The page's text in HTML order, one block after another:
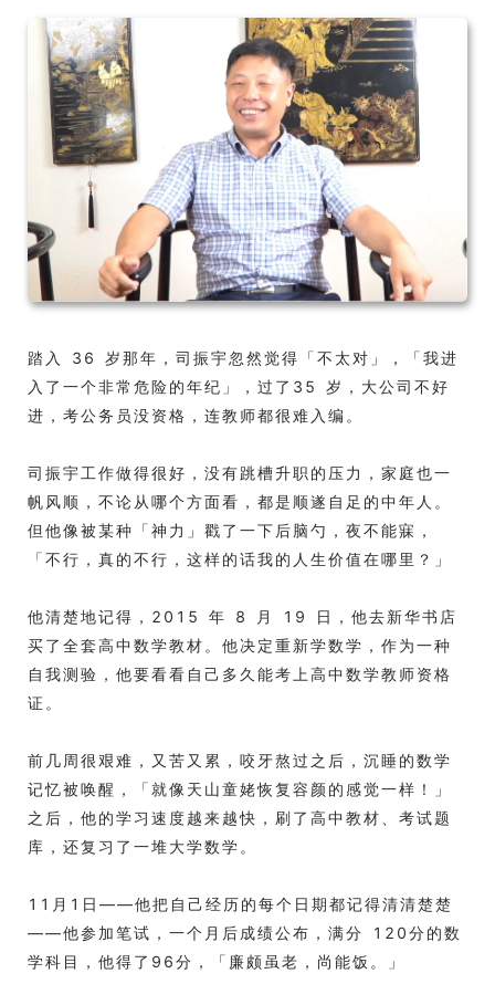
踏入 36 岁那年，司振宇忽然觉得「不太对」，「我进
入了一个非常危险的年纪」，过了35 岁，大公司不好
进，考公务员没资格，连教师都很难入编。
司振宇工作做得很好，没有跳槽升职的压力，家庭也一
帆风顺，不论从哪个方面看，都是顺遂自足的中年人。
但他像被某种「神力」戳了一下后脑勺，夜不能寐，
「不行，真的不行，这样的话我的人生价值在哪里？」
他清楚地记得，2015 年 8 月 19 日，他去新华书店
买了全套高中数学教材。他决定重新学数学，作为一种
自我测验，他要看看自己多久能考上高中数学教师资格
证。
前几周很艰难，又苦又累，咬牙熬过之后，沉睡的数学
记忆被唤醒，「就像天山童姥恢复容颜的感觉一样！」
之后，他的学习速度越来越快，刷了高中教材、考试题
库，还复习了一堆大学数学。
11月1日——他把自己经历的每个日期都记得清清楚楚
——他参加笔试，一个月后成绩公布，满分 120分的数
学科目，他得了96分，「廉颇虽老，尚能饭。」